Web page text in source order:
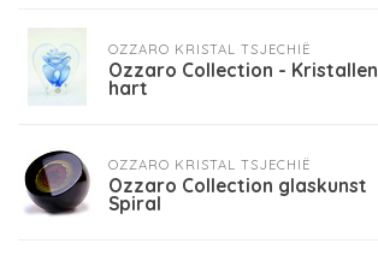
OZZARO KRISTAL TSJECHIË
Ozzaro Collection - Kristallen
hart
OZZARO KRISTAL TSJECHIË
Ozzaro Collection glaskunst
Spiral